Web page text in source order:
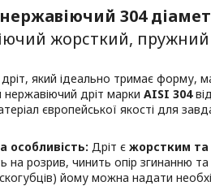
304
жорсткий,
який ідеально тримає форму,
дріт марки AISI 304
європейської якості для
особливість: Дріт є жорстким
на розрив, чинить опір згинанню
йому можна надати